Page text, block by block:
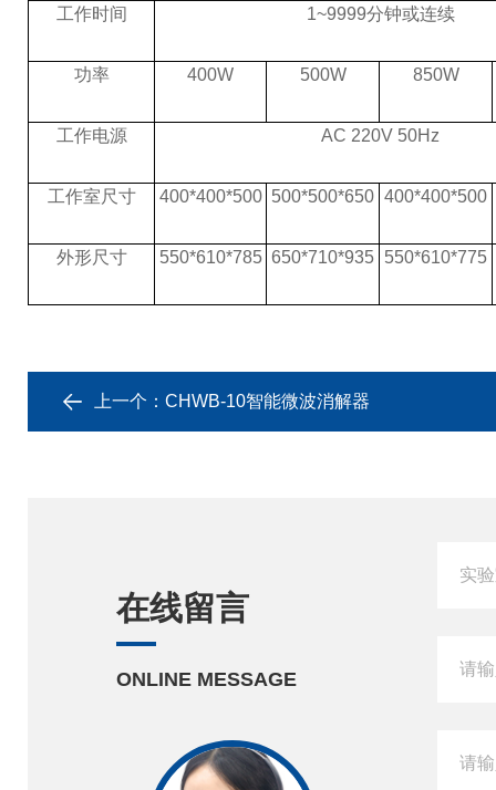
工作时间 1~9999分钟或连续
功率 400W 500W 850W
工作电源 AC 220V 50Hz
工作室尺寸 400*400*500 500*500*650 400*400*500
外形尺寸 550*610*785 650*710*935 550*610*775
上一个： CHWB-10智能微波消解器
在线留言
ONLINE MESSAGE